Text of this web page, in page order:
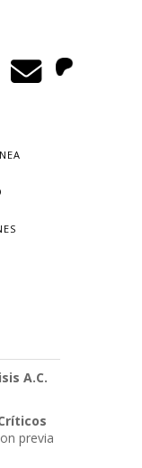
A.C.
previa